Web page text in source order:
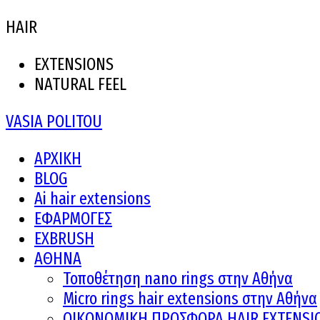
HAIR
EXTENSIONS
NATURAL FEEL
VASIA POLITOU
ΑΡΧΙΚΗ
BLOG
Ai hair extensions
ΕΦΑΡΜΟΓΕΣ
EXBRUSH
ΑΘΗΝΑ
Τοποθέτηση nano rings στην Αθήνα
Micro rings hair extensions στην Αθήνα